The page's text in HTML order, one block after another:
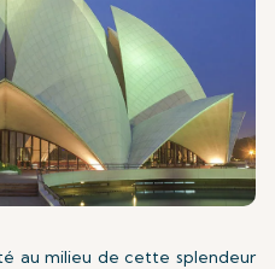
au milieu de cette splendeur